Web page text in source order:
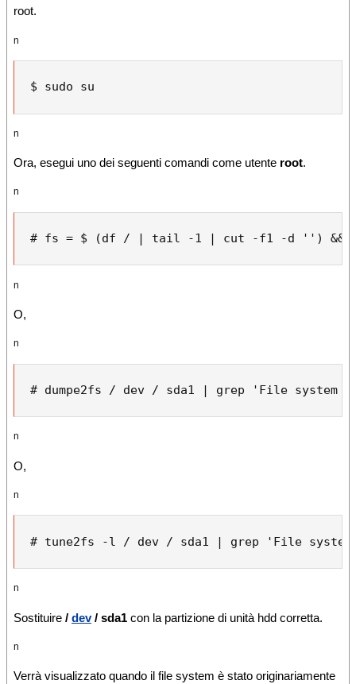
root.
n
$ sudo su
n
Ora, esegui uno dei seguenti comandi come utente root.
n
# fs = $ (df / | tail -1 | cut -f1 -d '') &&
n
O,
n
# dumpe2fs / dev / sda1 | grep 'File system
n
O,
n
# tune2fs -l / dev / sda1 | grep 'File
n
Sostituire / dev/ sda1 con la partizione di unità hdd corretta.
n
Verrà visualizzato quando il file system è stato originariamente